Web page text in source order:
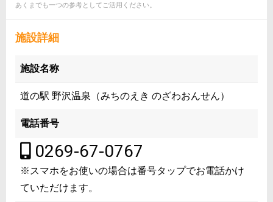
あくまでも一つの参考としてご活用ください。
施設詳細
施設名称
道の駅 野沢温泉（みちのえき のざわおんせん）
電話番号
0269-67-0767
※スマホをお使いの場合は番号タップでお電話かけ
ていただけます。